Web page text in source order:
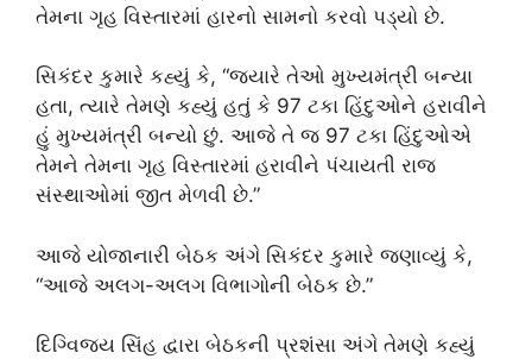
તેમના ગૃહ વિસ્તારમાં હારનો સામનો કરવો પડ્યો છે.
સિકંદર કુમારે કહ્યું કે, “જ્યારે તેઓ મુખ્યમંત્રી બન્યા
હતા, ત્યારે તેમણે કહ્યું હતું કે 97 ટકા હિંદુઓને હરાવીને
હું મુખ્યમંત્રી બન્યો છું. આજે તે જ 97 ટકા હિંદુઓએ
તેમને તેમના ગૃહ વિસ્તારમાં હરાવીને પંચાયતી રાજ
સંસ્થાઓમાં જીત મેળવી છે.”
આજે યોજાનારી બેઠક અંગે સિકંદર કુમારે જણાવ્યું કે,
“આજે અલગ-અલગ વિભાગોની બેઠક છે.”
દિગ્વિજય સિંહ દ્વારા બેઠકની પ્રશંસા અંગે તેમણે કહ્યું